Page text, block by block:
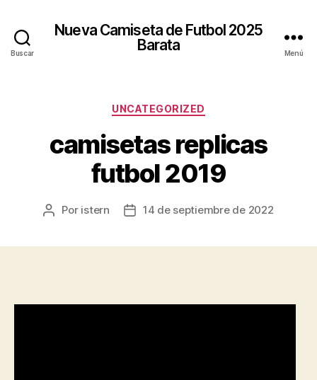
Buscar
Nueva Camiseta de Futbol 2025
Barata
Menú
Categorías
UNCATEGORIZED
camisetas replicas
futbol 2019
Autor
Por istern
Fecha14 de septiembre de 2022